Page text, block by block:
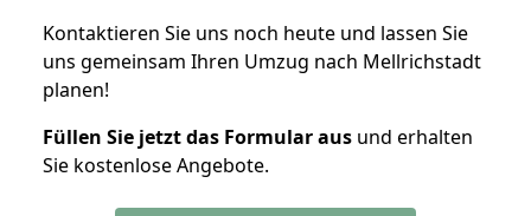
Kontaktieren Sie uns noch heute und lassen Sie
uns gemeinsam Ihren Umzug nach Mellrichstadt
planen!
Füllen Sie jetzt das Formular aus und erhalten
Sie kostenlose Angebote.